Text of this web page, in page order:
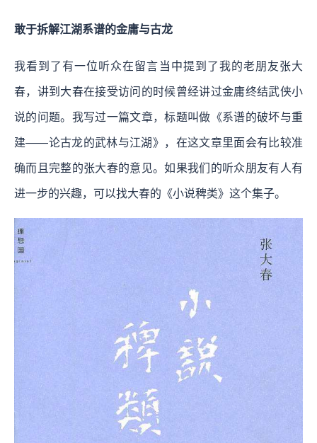
敢于拆解江湖系谱的金庸与古龙
我看到了有一位听众在留言当中提到了我的老朋友张大
春，讲到大春在接受访问的时候曾经讲过金庸终结武侠小
说的问题。我写过一篇文章，标题叫做《系谱的破坏与重
建——论古龙的武林与江湖》，在这文章里面会有比较准
确而且完整的张大春的意见。如果我们的听众朋友有人有
进一步的兴趣，可以找大春的《小说稗类》这个集子。